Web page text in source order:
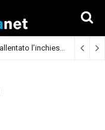
Bayesian, la carenza di giudici può aver rallentato l’inchiesta (Cronaca)